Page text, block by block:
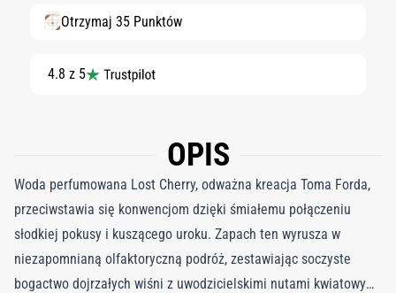
Otrzymaj 35 Punktów
4.8 z 5
OPIS
Woda perfumowana Lost Cherry, odważna kreacja Toma Forda,
przeciwstawia się konwencjom dzięki śmiałemu połączeniu
słodkiej pokusy i kuszącego uroku. Zapach ten wyrusza w
niezapomnianą olfaktoryczną podróż, zestawiając soczyste
bogactwo dojrzałych wiśni z uwodzicielskimi nutami kwiatowymi